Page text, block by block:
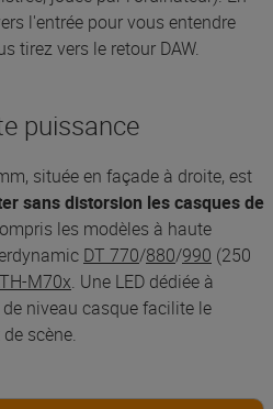
l'entrée pour vous entendre
tirez vers le retour DAW.
puissance
située en façade à droite, est
sans distorsion les casques de
les modèles à haute
DT 770/880/990 (250
M70x. Une LED dédiée à
niveau casque facilite le
scène.